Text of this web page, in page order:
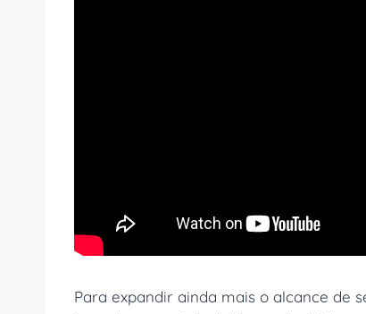
Para expandir ainda mais o alcance de